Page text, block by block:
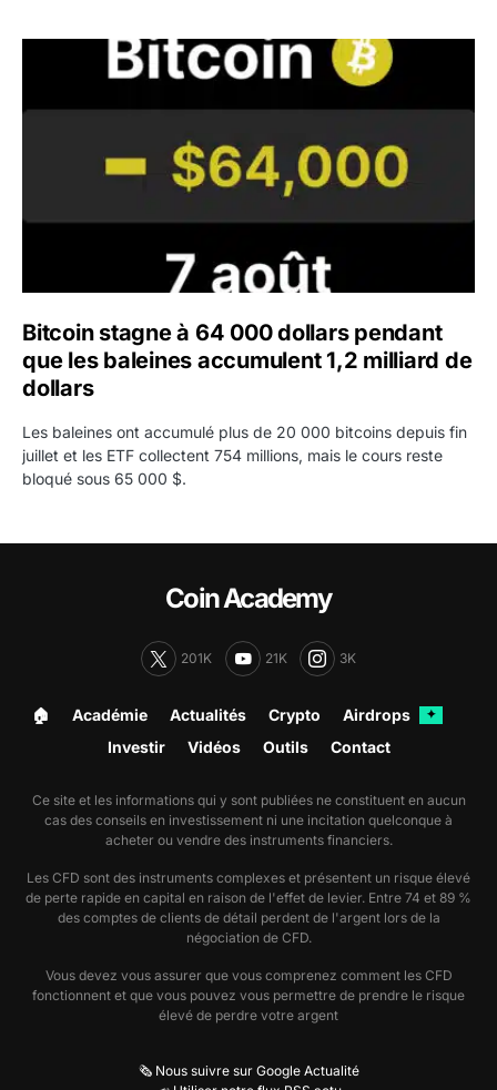
Bitcoin stagne à 64 000 dollars pendant que les
Bitcoin stagne à 64 000 dollars pendant
que les baleines accumulent 1,2 milliard de
dollars
Les baleines ont accumulé plus de 20 000 bitcoins depuis fin
juillet et les ETF collectent 754 millions, mais le cours reste
bloqué sous 65 000 $.
Coin Academy
201K 21K 3K
🏠︎ Académie Actualités Crypto Airdrops ✦
Investir Vidéos Outils Contact
Ce site et les informations qui y sont publiées ne constituent en aucun
cas des conseils en investissement ni une incitation quelconque à
acheter ou vendre des instruments financiers.
Les CFD sont des instruments complexes et présentent un risque élevé
de perte rapide en capital en raison de l'effet de levier. Entre 74 et 89 %
des comptes de clients de détail perdent de l'argent lors de la
négociation de CFD.
Vous devez vous assurer que vous comprenez comment les CFD
fonctionnent et que vous pouvez vous permettre de prendre le risque
élevé de perdre votre argent
🗞️ Nous suivre sur Google Actualité